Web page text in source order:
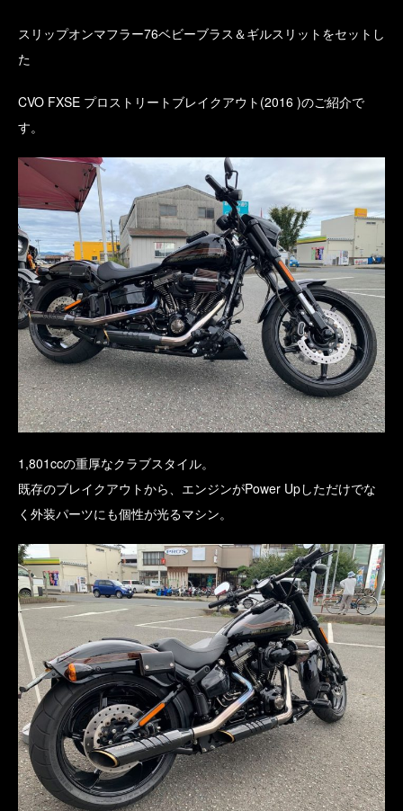
スリップオンマフラー76ベビーブラス＆ギルスリットをセットし
た
CVO FXSE プロストリートブレイクアウト(2016 )のご紹介で
す。
1,801ccの重厚なクラブスタイル。
既存のブレイクアウトから、エンジンがPower Upしただけでな
く外装パーツにも個性が光るマシン。